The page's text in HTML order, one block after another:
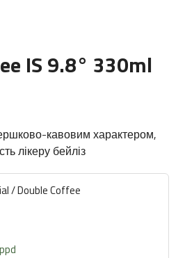
IS 9.8° 330ml
кавовим характером,
лікеру бейліз
/ Double Coffee